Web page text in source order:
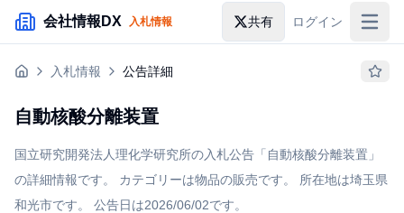
メインコンテンツにスキップ
会社情報DX 入札情報 共有 ログイン
入札情報
企業検索
入札情報 公告詳細
自動核酸分離装置
国立研究開発法人理化学研究所の入札公告「自動核酸分離装置」
の詳細情報です。 カテゴリーは物品の販売です。 所在地は埼玉県
和光市です。 公告日は2026/06/02です。